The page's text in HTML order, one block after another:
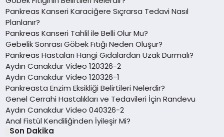
Pankreas Kanseri Karaciğere Sıçrarsa Tedavi Nasıl
Planlanır?
Pankreas Kanseri Tahlil ile Belli Olur Mu?
Gebelik Sonrası Göbek Fıtığı Neden Oluşur?
Pankreas Hastaları Hangi Gıdalardan Uzak Durmalı?
Aydın Canakdur Video 120326-2
Aydın Canakdur Video 120326-1
Pankreasta Enzim Eksikliği Belirtileri Nelerdir?
Genel Cerrahi Hastalıkları ve Tedavileri İçin Randevu
Aydın Canakdur Video 040326-2
Anal Fistül Kendiliğinden İyileşir Mi?
Son Dakika